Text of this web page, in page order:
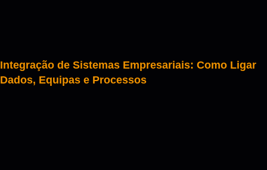
Integração de Sistemas Empresariais: Como Ligar
Dados, Equipas e Processos